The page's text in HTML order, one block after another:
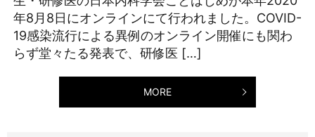
年8月8日にオンラインにて行われました。COVID-
19感染流行による異例のオンライン開催にも関わ
らず堂々たる発表で、研修医 […]
MORE